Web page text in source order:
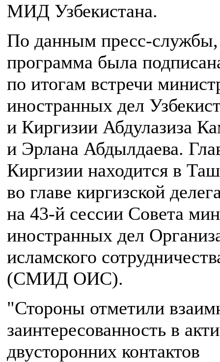
МИД Узбекистана.
По данным пресс-службы,
программа была
по итогам встречи
иностранных дел
и Киргизии Абдулазиза
и Эрлана Абдылдаева.
Киргизии находится в
во главе киргизской
на 43-й сессии Совета
иностранных дел
исламского
(СМИД ОИС).
"Стороны отметили
заинтересованность в
двусторонних контактов